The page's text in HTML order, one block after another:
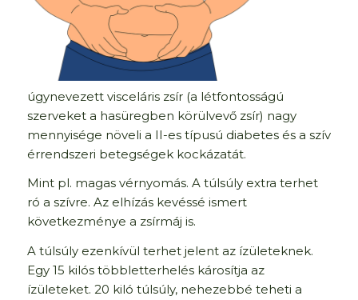
úgynevezett visceláris zsír (a létfontosságú
szerveket a hasüregben körülvevő zsír) nagy
mennyisége növeli a II-es típusú diabetes és a szív
érrendszeri betegségek kockázatát.
Mint pl. magas vérnyomás. A túlsúly extra terhet
ró a szívre. Az elhízás kevéssé ismert
következménye a zsírmáj is.
A túlsúly ezenkívül terhet jelent az ízületeknek.
Egy 15 kilós többletterhelés károsítja az
ízületeket. 20 kiló túlsúly, nehezebbé teheti a